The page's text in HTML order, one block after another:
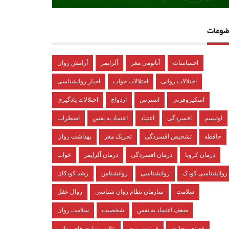
آرامش روان آلزایمر آناتومی مغز احساسات
اخبار روانشناسی اختلالات خواب اختلالات روانی
اختلالات یادگیری ازدواج استرس اسکیزوفرنی
اضطراب اعتماد به نفس اعتیاد افسردگی اوتیسم
بهداشت روان تحریک مغز تشخیص افسردگی حافظه
خواب درمان آلزایمر درمان افسردگی درمان کرونا
رشد کودکان روانشناس روانشناسی روانشناسی کودک
زوال عقل سازمان نظام روان شناسی سلامت
سلامت روان شخصیت ضعف اعتماد به نفس